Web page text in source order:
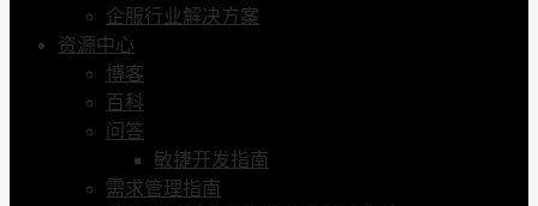
企服行业解决方案
资源中心
博客
百科
问答
敏捷开发指南
需求管理指南